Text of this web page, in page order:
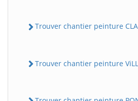
Trouver chantier peinture
Trouver chantier peinture